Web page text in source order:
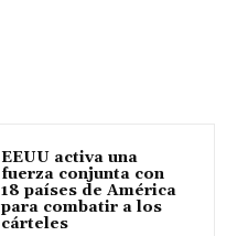
EEUU activa una
fuerza conjunta con
18 países de América
para combatir a los
cárteles